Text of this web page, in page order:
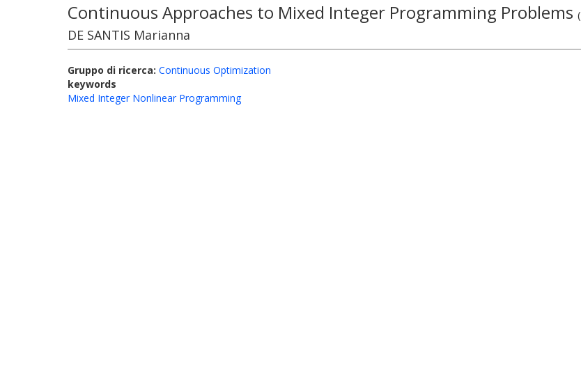
Continuous Approaches to Mixed Integer Programming Problems (
DE SANTIS Marianna
Gruppo di ricerca: Continuous Optimization
keywords
Mixed Integer Nonlinear Programming